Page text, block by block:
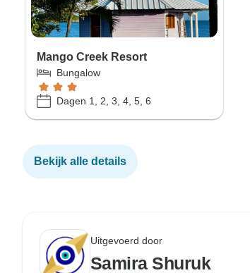
Mango Creek Resort
Bungalow
Dagen 1, 2, 3, 4, 5, 6
Bekijk alle details
Uitgevoerd door
Samira Shuruk